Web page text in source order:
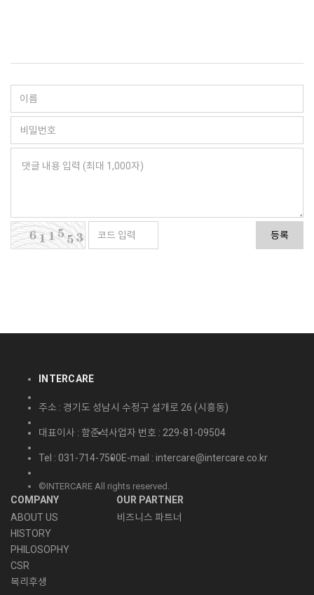
등록
INTERCARE
주소 : 경기도 성남시 수정구 설개로 26 (시흥동)
대표이사 : 함준석사업자 번호 : 229-81-09504
Tel : 031-714-7500E-mail : intercare@intercare.co.kr
©INTERCARE All rights reserved.
COMPANY
ABOUT US
HISTORY
PHILOSOPHY
CSR
복리후생
OUR PARTNER
비즈니스 파트너